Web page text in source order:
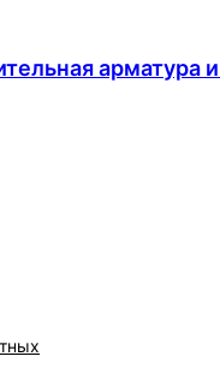
арматура